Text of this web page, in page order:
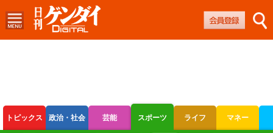
トピックス 政治・社会 芸能 スポーツ ライフ マネー